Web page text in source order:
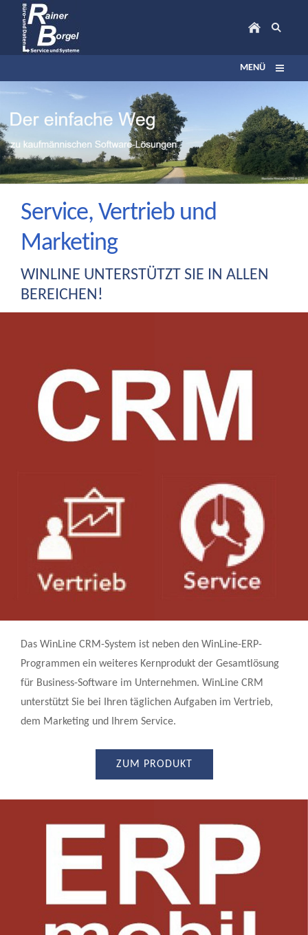
MENÜ
Service, Vertrieb und
Marketing
WINLINE UNTERSTÜTZT SIE IN ALLEN
BEREICHEN!
Das WinLine CRM-System ist neben den WinLine-ERP-
Programmen ein weiteres Kernprodukt der Gesamtlösung
für Business-Software im Unternehmen. WinLine CRM
unterstützt Sie bei Ihren täglichen Aufgaben im Vertrieb,
dem Marketing und Ihrem Service.
ZUM PRODUKT